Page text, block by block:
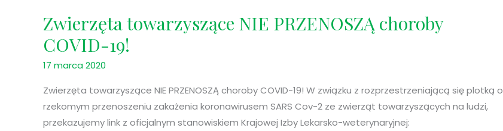
Zwierzęta towarzyszące NIE PRZENOSZĄ choroby
COVID-19!
17 marca 2020
Zwierzęta towarzyszące NIE PRZENOSZĄ choroby COVID-19! W związku z rozprzestrzeniającą się plotką o
rzekomym przenoszeniu zakażenia koronawirusem SARS Cov-2 ze zwierząt towarzyszących na ludzi,
przekazujemy link z oficjalnym stanowiskiem Krajowej Izby Lekarsko-weterynaryjnej:
Zwierzęta
towarzyszące
NIE
PRZENOSZĄ